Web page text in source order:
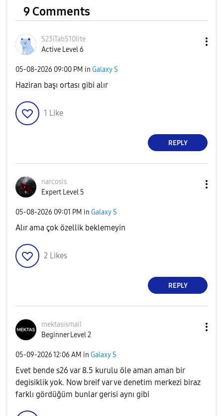
9 Comments
S23lTabS10lite
Active Level 6
‎05-08-2026 09:00 PM in Galaxy S
Haziran başı ortası gibi alır
1 Like
REPLY
narcosis
Expert Level 5
‎05-08-2026 09:01 PM in Galaxy S
Alır ama çok özellik beklemeyin
2 Likes
REPLY
mektasismail
Beginner Level 2
‎05-09-202612:06 AM in Galaxy S
Evet bende s26 var 8.5 kurulu öle aman aman bir
degisiklik yok. Now breif var ve denetim merkezi biraz
farklı gördüğüm bunlar gerisi aynı gibi